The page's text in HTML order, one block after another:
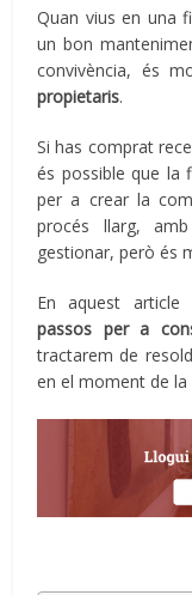
Quan vius en una
un bon
convivència, és
propietaris.
Si has comprat
és possible que la
per a crear la
procés llarg,
gestionar, però és
En aquest
passos per a
tractarem de
en el moment de